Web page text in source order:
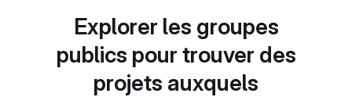
Explorer les groupes
publics pour trouver des
projets auxquels